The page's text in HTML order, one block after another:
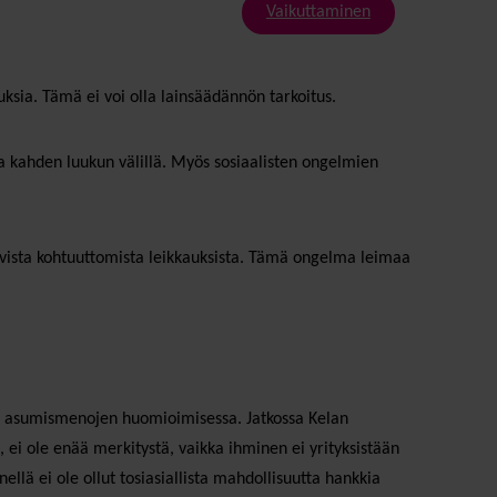
Vaikuttaminen
Tämä ei voi olla lainsäädännön tarkoitus.
luukun välillä. Myös sosiaalisten ongelmien
kohtuuttomista leikkauksista. Tämä ongelma leimaa
huomioimisessa. Jatkossa Kelan
ole enää merkitystä, vaikka ihminen ei yrityksistään
ei ole ollut tosiasiallista mahdollisuutta hankkia